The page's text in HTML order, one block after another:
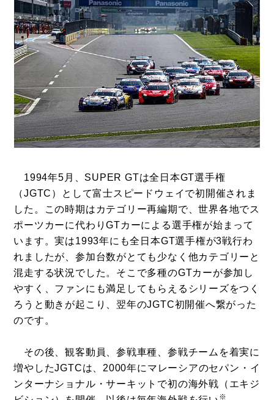
1994年5月、SUPER GTは全日本GT選手権
（JGTC）として富士スピードウェイで初開催されま
した。この時期はカテゴリー再編期で、世界各地でス
ポーツカーに代わりGTカーによる選手権が始まって
います。実は1993年にも全日本GT選手権が3戦行わ
れましたが、参加台数がとても少なく他カテゴリーと
混走する状況でした。そこで多種のGTカーが参加し
やすく、ファンにも満足してもらえるシリーズをつく
ろうと動きが起こり、翌年のJGTC初開催へ繋がった
のです。
その後、観客動員、参戦車種、参戦チームを着実に
増やしたJGTCは、2000年にマレーシアのセパン・イ
ンターナショナル・サーキットで初の海外戦（エキジ
※